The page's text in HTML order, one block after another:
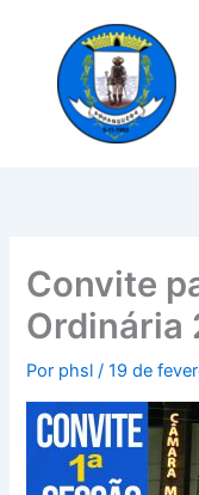
conteúdo
Convite
Ordinária
Por phsl/19 de